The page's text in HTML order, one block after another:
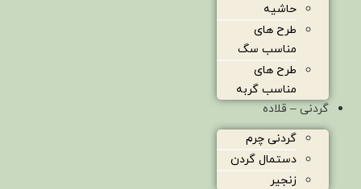
حاشیه
طرح های
مناسب سگ
طرح های
مناسب گربه
گردنی – قلاده
گردنی چرم
دستمال گردن
زنجیر